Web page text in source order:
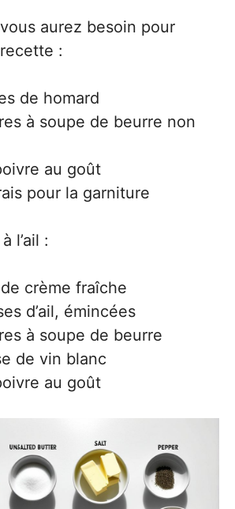
aurez besoin pour
:
de homard
à soupe de beurre non
au goût
pour la garniture
l’ail :
crème fraîche
d’ail, émincées
à soupe de beurre
de vin blanc
au goût